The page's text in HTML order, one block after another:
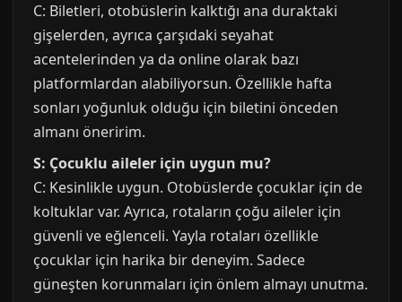
C: Biletleri, otobüslerin kalktığı ana duraktaki
gişelerden, ayrıca çarşıdaki seyahat
acentelerinden ya da online olarak bazı
platformlardan alabiliyorsun. Özellikle hafta
sonları yoğunluk olduğu için biletini önceden
almanı öneririm.
S: Çocuklu aileler için uygun mu?
C: Kesinlikle uygun. Otobüslerde çocuklar için de
koltuklar var. Ayrıca, rotaların çoğu aileler için
güvenli ve eğlenceli. Yayla rotaları özellikle
çocuklar için harika bir deneyim. Sadece
güneşten korunmaları için önlem almayı unutma.